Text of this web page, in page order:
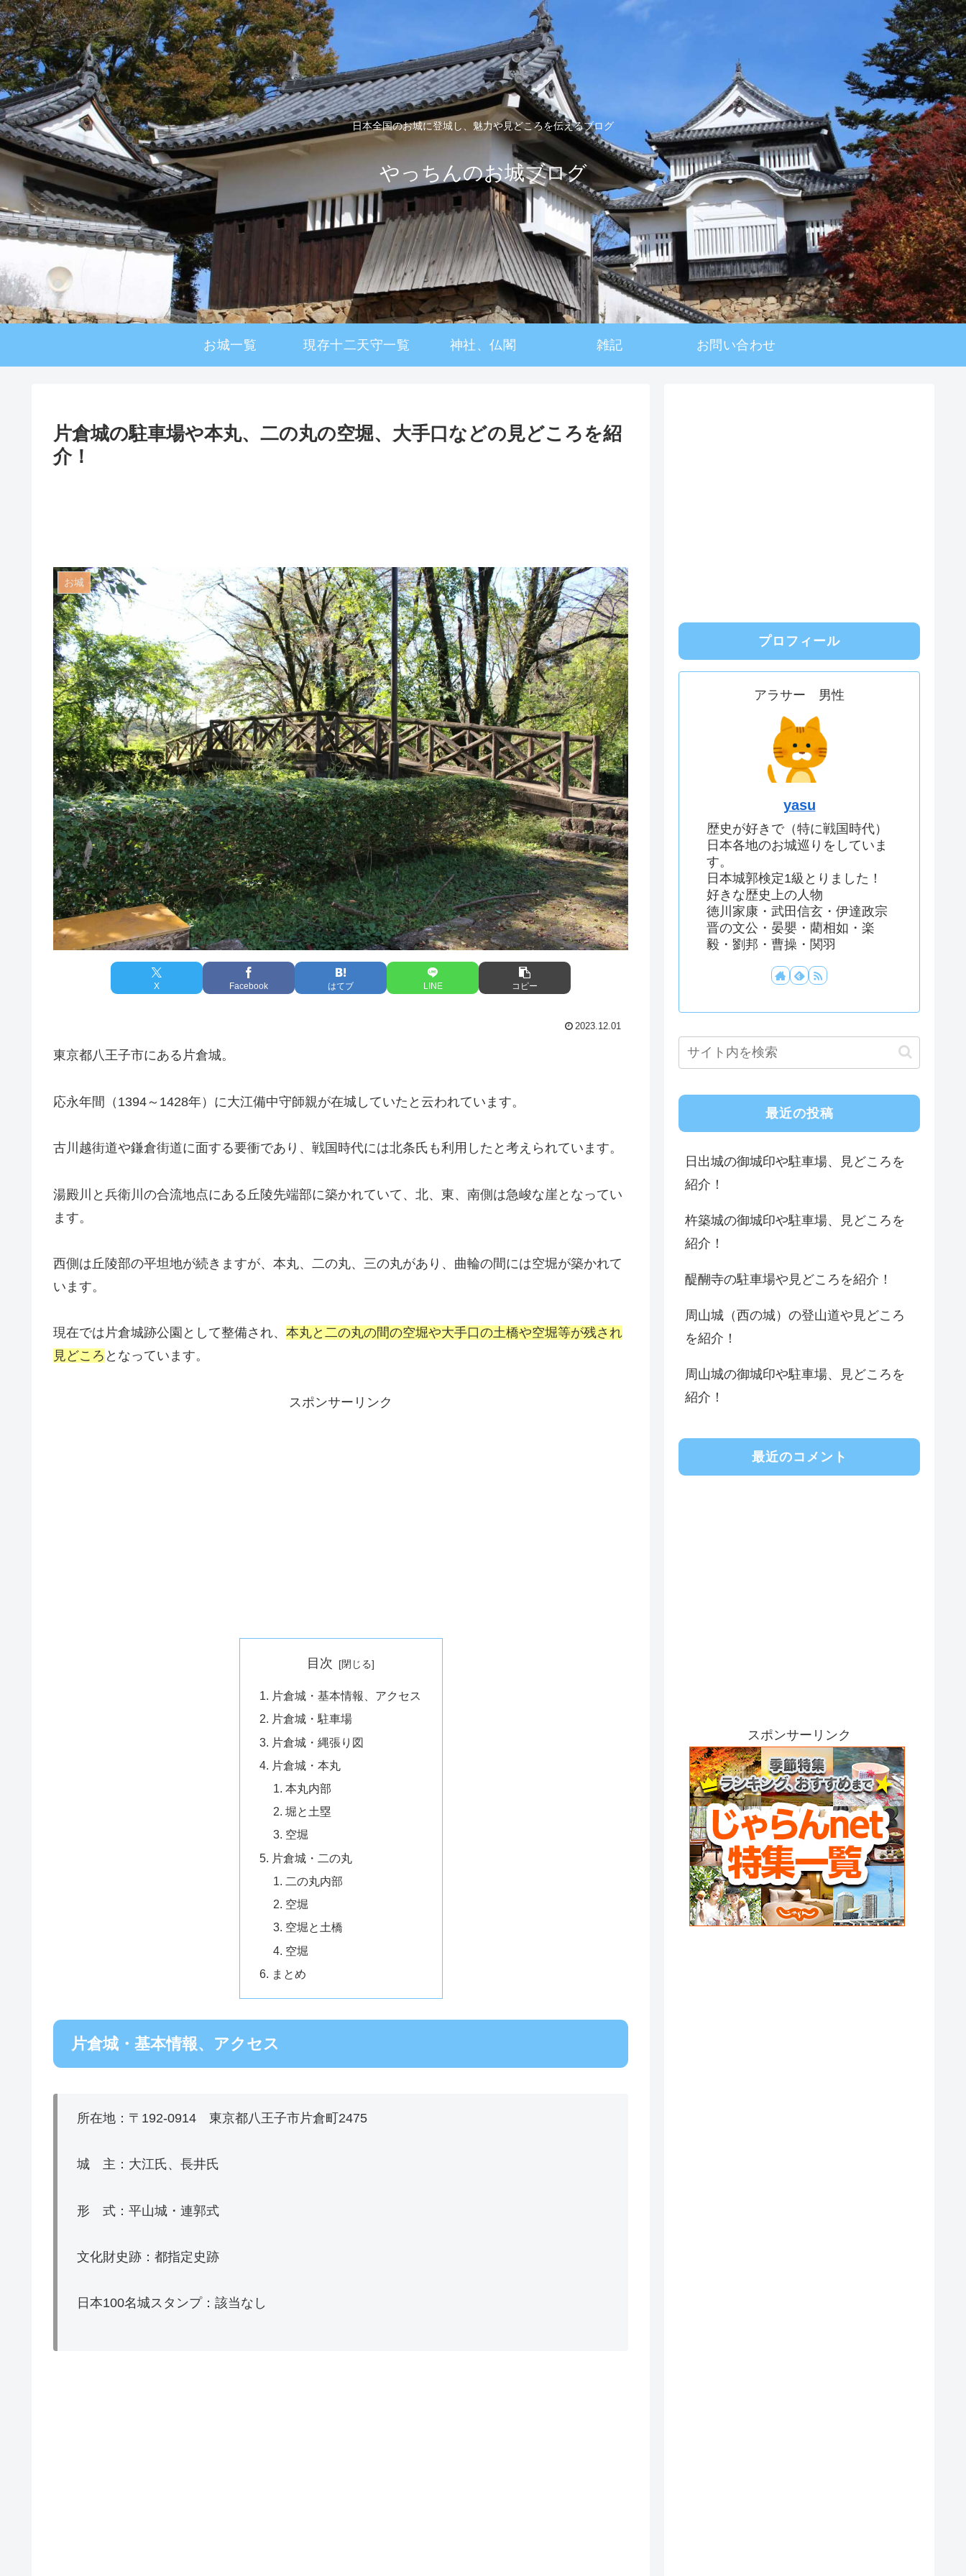
日本全国のお城に登城し、魅力や見どころを伝えるブログ
やっちんのお城ブログ
お城一覧 現存十二天守一覧 神社、仏閣 雑記 お問い合わせ
片倉城の駐車場や本丸、二の丸の空堀、大手口などの見どころを紹
介！
お城
X Facebook はてブ LINE コピー
2023.12.01
東京都八王子市にある片倉城。
応永年間（1394～1428年）に大江備中守師親が在城していたと云われています。
古川越街道や鎌倉街道に面する要衝であり、戦国時代には北条氏も利用したと考えられています。
湯殿川と兵衛川の合流地点にある丘陵先端部に築かれていて、北、東、南側は急峻な崖となってい
ます。
西側は丘陵部の平坦地が続きますが、本丸、二の丸、三の丸があり、曲輪の間には空堀が築かれて
います。
現在では片倉城跡公園として整備され、 本丸と二の丸の間の空堀や大手口の土橋や空堀等が残され
見どころ となっています。
スポンサーリンク
目次
片倉城・基本情報、アクセス
片倉城・駐車場
片倉城・縄張り図
片倉城・本丸
本丸内部
堀と土塁
空堀
片倉城・二の丸
二の丸内部
空堀
空堀と土橋
空堀
まとめ
片倉城・基本情報、アクセス
所在地：〒192‐0914 東京都八王子市片倉町2475
城 主：大江氏、長井氏
形 式：平山城・連郭式
文化財史跡：都指定史跡
日本100名城スタンプ：該当なし
プロフィール
アラサー 男性
yasu
歴史が好きで（特に戦国時代）
日本各地のお城巡りをしていま
す。
日本城郭検定1級とりました！
好きな歴史上の人物
徳川家康・武田信玄・伊達政宗
晋の文公・晏嬰・藺相如・楽
毅・劉邦・曹操・関羽
最近の投稿
日出城の御城印や駐車場、見どころを
紹介！
杵築城の御城印や駐車場、見どころを
紹介！
醍醐寺の駐車場や見どころを紹介！
周山城（西の城）の登山道や見どころ
を紹介！
周山城の御城印や駐車場、見どころを
紹介！
最近のコメント
スポンサーリンク